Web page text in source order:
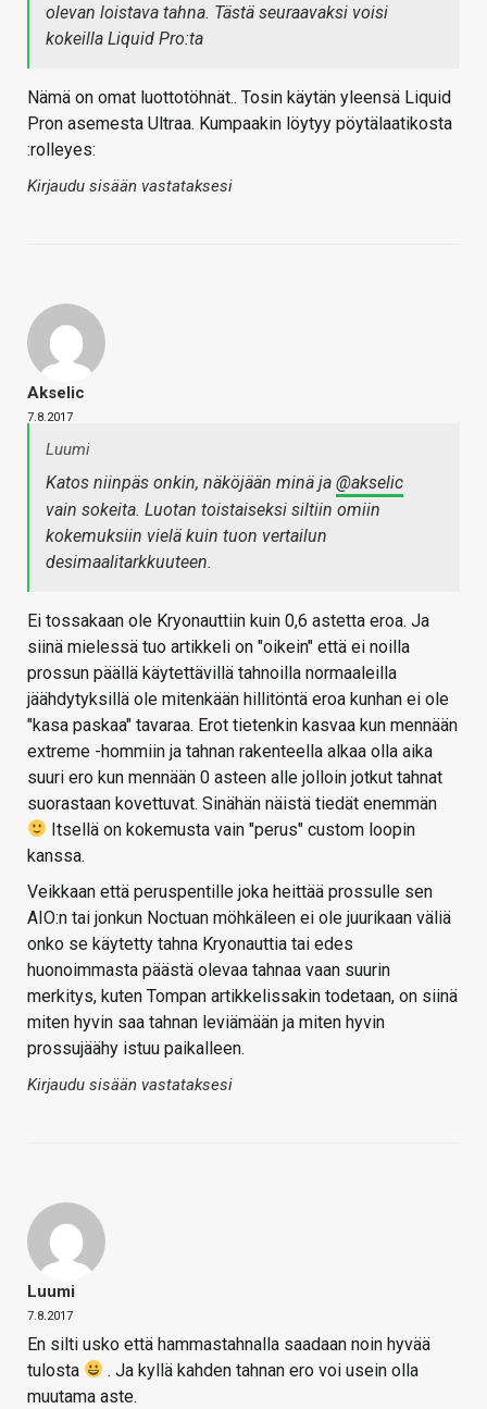
olevan loistava tahna. Tästä seuraavaksi voisi
kokeilla Liquid Pro:ta
Nämä on omat luottotöhnät.. Tosin käytän yleensä Liquid
Pron asemesta Ultraa. Kumpaakin löytyy pöytälaatikosta
:rolleyes:
Kirjaudu sisään vastataksesi
Akselic
7.8.2017
Luumi
Katos niinpäs onkin, näköjään minä ja @akselic
vain sokeita. Luotan toistaiseksi siltiin omiin
kokemuksiin vielä kuin tuon vertailun
desimaalitarkkuuteen.
Ei tossakaan ole Kryonauttiin kuin 0,6 astetta eroa. Ja
siinä mielessä tuo artikkeli on "oikein" että ei noilla
prossun päällä käytettävillä tahnoilla normaaleilla
jäähdytyksillä ole mitenkään hillitöntä eroa kunhan ei ole
"kasa paskaa" tavaraa. Erot tietenkin kasvaa kun mennään
extreme -hommiin ja tahnan rakenteella alkaa olla aika
suuri ero kun mennään 0 asteen alle jolloin jotkut tahnat
suorastaan kovettuvat. Sinähän näistä tiedät enemmän
Itsellä on kokemusta vain "perus" custom loopin
kanssa.
Veikkaan että peruspentille joka heittää prossulle sen
AIO:n tai jonkun Noctuan möhkäleen ei ole juurikaan väliä
onko se käytetty tahna Kryonauttia tai edes
huonoimmasta päästä olevaa tahnaa vaan suurin
merkitys, kuten Tompan artikkelissakin todetaan, on siinä
miten hyvin saa tahnan leviämään ja miten hyvin
prossujäähy istuu paikalleen.
Kirjaudu sisään vastataksesi
Luumi
7.8.2017
En silti usko että hammastahnalla saadaan noin hyvää
tulosta
. Ja kyllä kahden tahnan ero voi usein olla
muutama aste.